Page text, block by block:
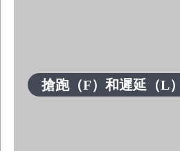
搶跑（F）和遲延（L）